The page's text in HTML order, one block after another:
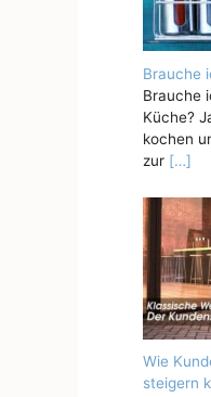
Brauche
Brauche
Küche?
kochen
zur […]
Wie
steigern